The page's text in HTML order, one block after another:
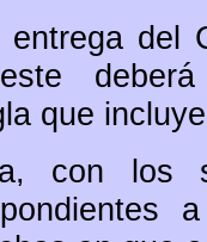
del
que
con los